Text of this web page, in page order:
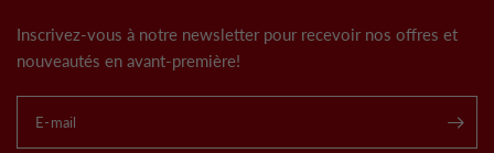
Inscrivez-vous à notre newsletter pour recevoir nos offres et
nouveautés en avant-première!
E-mail